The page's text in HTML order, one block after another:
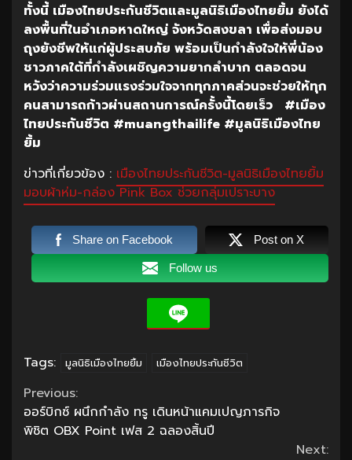
ทั้งนี้ เมืองไทยประกันชีวิตและมูลนิธิเมืองไทยยิ้ม ยังได้
ลงพื้นที่ในอำเภอหาดใหญ่ จังหวัดสงขลา เพื่อส่งมอบ
ถุงยังชีพให้แก่ผู้ประสบภัย พร้อมเป็นกำลังใจให้พี่น้อง
ชาวภาคใต้ที่กำลังเผชิญความยากลำบาก ตลอดจน
หวังว่าความร่วมแรงร่วมใจจากทุกภาคส่วนจะช่วยให้ทุก
คนสามารถก้าวผ่านสถานการณ์ครั้งนี้โดยเร็ว #เมือง
ไทยประกันชีวิต #muangthailife #มูลนิธิเมืองไทย
ยิ้ม
ข่าวที่เกี่ยวข้อง : เมืองไทยประกันชีวิต-มูลนิธิเมืองไทยยิ้ม
มอบผ้าห่ม-กล่อง Pink Box ช่วยกลุ่มเปราะบาง
Share on Facebook Post on X
Follow us
Tags: มูลนิธิเมืองไทยยิ้ม เมืองไทยประกันชีวิต
Continue
Reading
Previous:
ออร์บิกซ์ ผนึกกำลัง ทรู เดินหน้าแคมเปญภารกิจ
พิชิต OBX Point เฟส 2 ฉลองสิ้นปี
Next: